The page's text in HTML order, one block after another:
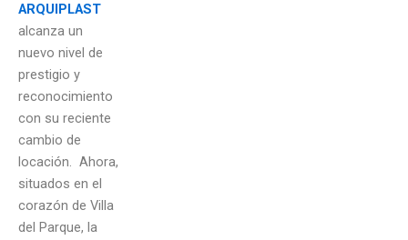
ARQUIPLAST
alcanza un
nuevo nivel de
prestigio y
reconocimiento
con su reciente
cambio de
locación. Ahora,
situados en el
corazón de Villa
del Parque, la